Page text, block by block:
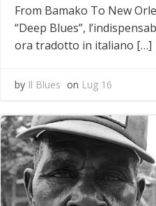
From Bamako To New
“Deep Blues”,
ora tradotto in italiano […]
by Il Blues on Lug 16